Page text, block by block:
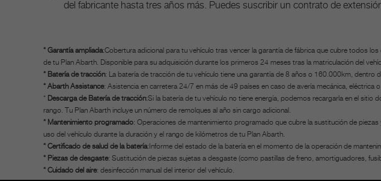
del fabricante hasta tres años más. Puedes suscribir un contrato de
* Garantía ampliada:Cobertura adicional para tu vehículo tras vencer la garantía de fábrica que cubre todos
de tu Plan Abarth. Disponible para su adquisición durante los primeros 24 meses tras la matriculación del
* Batería de tracción: La batería de tracción de tu vehículo tiene una garantía de 8 años o 160.000km, dentro
* Abarth Assistance: Asistencia en carretera 24/7 en más de 49 países en caso de avería mecánica, eléctrica
* Descarga de Batería de tracción:Si la batería de tu vehículo no tiene energía, podemos recargarla en el
rango. Tu Plan Abarth incluye un número de remolques al año sin cargo adicional.
* Mantenimiento programado: Operaciones de mantenimiento programado que cubre la sustitución de
uso del vehículo durante la duración y el rango de kilómetros de tu Plan Abarth.
* Certificado de salud de la batería:Informe del estado de la batería en el momento de la operación de
* Piezas de desgaste: Sustitución de piezas sujetas a desgaste (como pastillas de freno, amortiguadores,
* Cuidado del aire: desinfección manual del interior del vehículo.